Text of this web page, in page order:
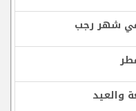
في شهر رجب
والعيد